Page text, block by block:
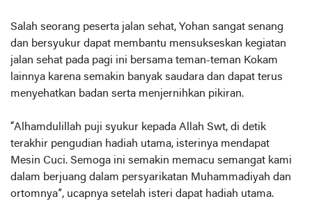
Salah seorang peserta jalan sehat, Yohan sangat senang
dan bersyukur dapat membantu mensukseskan kegiatan
jalan sehat pada pagi ini bersama teman-teman Kokam
lainnya karena semakin banyak saudara dan dapat terus
menyehatkan badan serta menjernihkan pikiran.
“Alhamdulillah puji syukur kepada Allah Swt, di detik
terakhir pengudian hadiah utama, isterinya mendapat
Mesin Cuci. Semoga ini semakin memacu semangat kami
dalam berjuang dalam persyarikatan Muhammadiyah dan
ortomnya”, ucapnya setelah isteri dapat hadiah utama.